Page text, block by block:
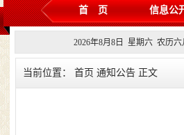
首 页 信息公
2026年8月 8 日 星期六 农历六
当前位置： 首页 通知公告 正文